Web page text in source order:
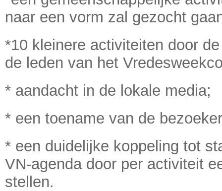
naar een vorm zal gezocht
*10 kleinere activiteiten door
de leden van het
* aandacht in de lokale media;
* een toename van de
* een duidelijke koppeling tot
VN-agenda door per activiteit
stellen.